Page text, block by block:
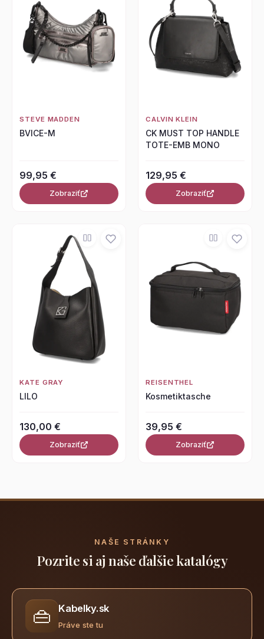
STEVE MADDEN
BVICE-M
99,95 €
Zobraziť
CALVIN KLEIN
CK MUST TOP HANDLE
TOTE-EMB MONO
129,95 €
Zobraziť
KATE GRAY
LILO
130,00 €
Zobraziť
REISENTHEL
Kosmetiktasche
39,95 €
Zobraziť
NAŠE STRÁNKY
Pozrite si aj naše ďalšie katalógy
👜 Kabelky.sk
Práve ste tu